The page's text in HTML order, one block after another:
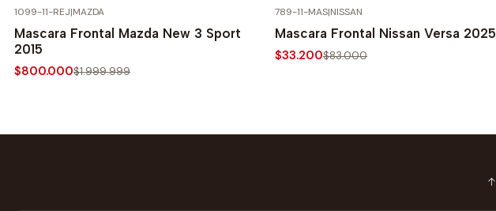
1099-11-REJ|MAZDA
Mascara Frontal Mazda New 3 Sport
2015
$800.000$1.999.999
789-11-MAS|NISSAN
Mascara Frontal Nissan Versa 2025
$33.200$83.000